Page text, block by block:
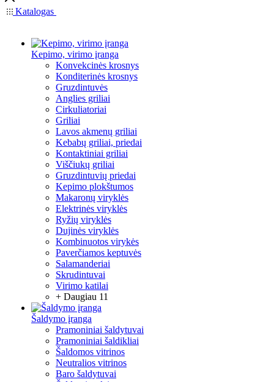
Katalogas
Kepimo, virimo įranga
Konvekcinės krosnys
Konditerinės krosnys
Gruzdintuvės
Anglies griliai
Cirkuliatoriai
Griliai
Lavos akmenų griliai
Kebabų griliai, priedai
Kontaktiniai griliai
Viščiukų griliai
Gruzdintuvių priedai
Kepimo plokštumos
Makaronų viryklės
Elektrinės viryklės
Ryžių viryklės
Dujinės viryklės
Kombinuotos virykės
Paverčiamos keptuvės
Salamanderiai
Skrudintuvai
Virimo katilai
+ Daugiau 11
Šaldymo įranga
Pramoniniai šaldytuvai
Pramoniniai šaldikliai
Šaldomos vitrinos
Neutralios vitrinos
Baro šaldytuvai